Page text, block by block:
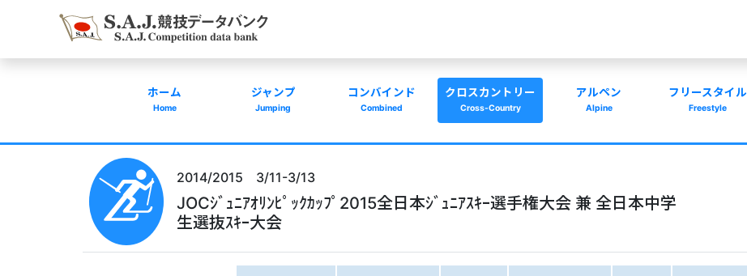
ホーム
Home
ジャンプ
Jumping
コンバインド
Combined
クロスカントリー
Cross-Country
アルペン
Alpine
フリースタイル
Freestyle
2014/2015 3/11-3/13
JOCｼﾞｭﾆｱｵﾘﾝﾋﾟｯｸｶｯﾌﾟ2015全日本ｼﾞｭﾆｱｽｷｰ選手権大会 兼 全日本中学
生選抜ｽｷｰ大会